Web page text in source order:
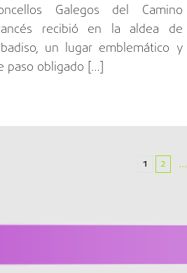
Galegos del Camino
recibió en la aldea de
un lugar emblemático y
paso obligado […]
1 2 ...